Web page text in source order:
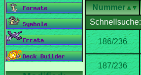
Nummer
Schnellsuche: